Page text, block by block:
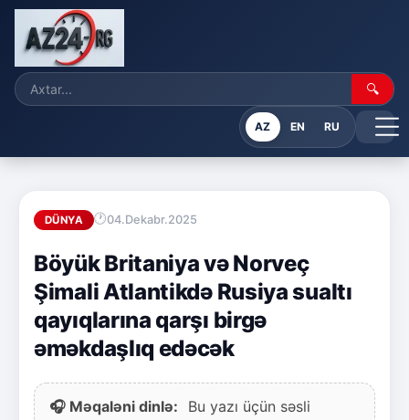
🔍
AZ EN RU
DÜNYA 04.Dekabr.2025
Böyük Britaniya və Norveç
Şimali Atlantikdə Rusiya sualtı
qayıqlarına qarşı birgə
əməkdaşlıq edəcək
🎧 Məqaləni dinlə:
Bu yazı üçün səsli